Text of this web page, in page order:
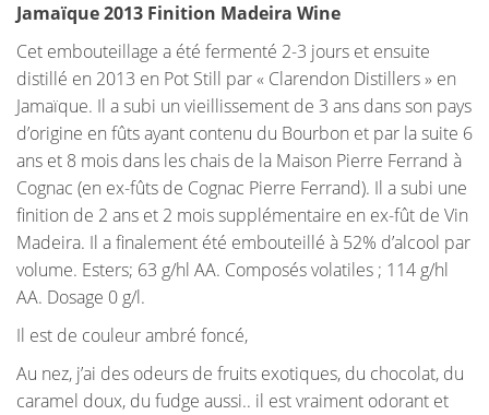
Jamaïque 2013 Finition Madeira Wine
Cet embouteillage a été fermenté 2-3 jours et ensuite
distillé en 2013 en Pot Still par « Clarendon Distillers » en
Jamaïque. Il a subi un vieillissement de 3 ans dans son pays
d’origine en fûts ayant contenu du Bourbon et par la suite 6
ans et 8 mois dans les chais de la Maison Pierre Ferrand à
Cognac (en ex-fûts de Cognac Pierre Ferrand). Il a subi une
finition de 2 ans et 2 mois supplémentaire en ex-fût de Vin
Madeira. Il a finalement été embouteillé à 52% d’alcool par
volume. Esters; 63 g/hl AA. Composés volatiles ; 114 g/hl
AA. Dosage 0 g/l.
Il est de couleur ambré foncé,
Au nez, j’ai des odeurs de fruits exotiques, du chocolat, du
caramel doux, du fudge aussi.. il est vraiment odorant et